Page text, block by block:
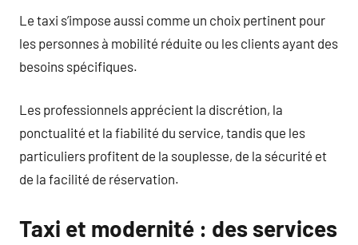
Le taxi s’impose aussi comme un choix pertinent pour
les personnes à mobilité réduite ou les clients ayant des
besoins spécifiques.
Les professionnels apprécient la discrétion, la
ponctualité et la fiabilité du service, tandis que les
particuliers profitent de la souplesse, de la sécurité et
de la facilité de réservation.
Taxi et modernité : des services